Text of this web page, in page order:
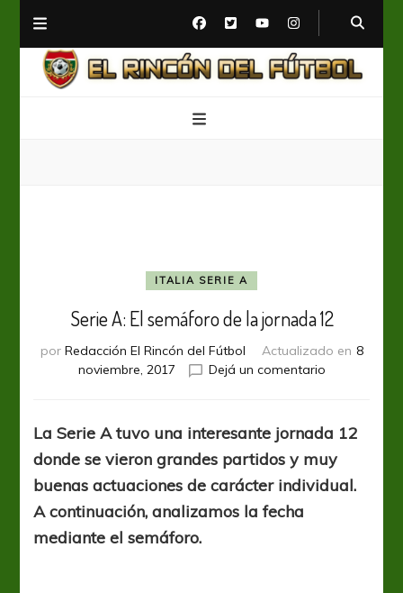
ITALIA SERIE A
Serie A: El semáforo de la jornada 12
por Redacción El Rincón del Fútbol Actualizado en 8
noviembre, 2017
Dejá un comentarioen
semáforo
de
la
La Serie A tuvo una interesante jornada 12
donde se vieron grandes partidos y muy
buenas actuaciones de carácter individual.
A continuación, analizamos la fecha
mediante el semáforo.